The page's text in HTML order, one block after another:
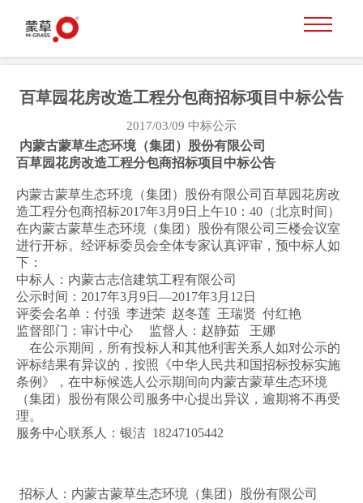
百草园花房改造工程分包商招标项目中标公告
2017/03/09 中标公示
内蒙古蒙草生态环境（集团）股份有限公司
百草园花房改造工程分包商招标项目中标公告
内蒙古蒙草生态环境（集团）股份有限公司百草园花房改
造工程分包商招标2017年3月9日上午10：40（北京时间）
在内蒙古蒙草生态环境（集团）股份有限公司三楼会议室
进行开标。经评标委员会全体专家认真评审，预中标人如
下：
中标人：内蒙古志信建筑工程有限公司
公示时间：2017年3月9日—2017年3月12日
评委会名单：付强 李进荣 赵冬莲 王瑞贤 付红艳
监督部门：审计中心 监督人：赵静茹 王娜
在公示期间，所有投标人和其他利害关系人如对公示的
评标结果有异议的，按照《中华人民共和国招标投标实施
条例》，在中标候选人公示期间向内蒙古蒙草生态环境
（集团）股份有限公司服务中心提出异议，逾期将不再受
理。
服务中心联系人：银洁 18247105442
招标人：内蒙古蒙草生态环境（集团）股份有限公司